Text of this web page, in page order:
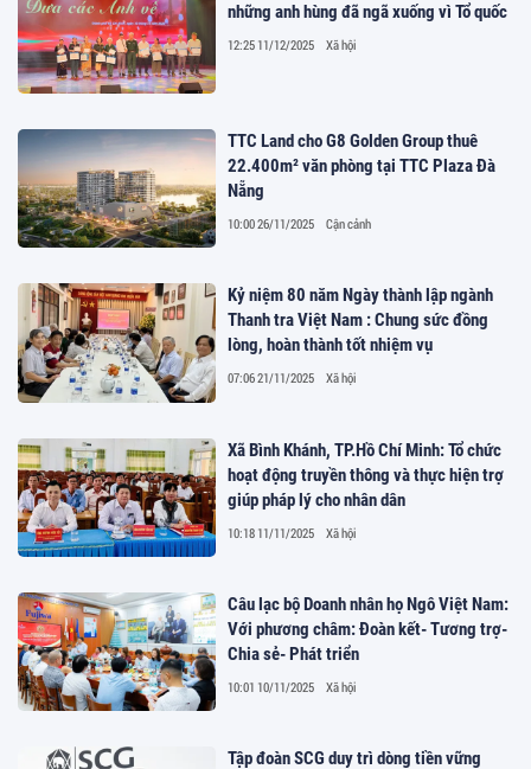
những anh hùng đã ngã xuống vì Tổ quốc
12:25 11/12/2025 Xã hội
TTC Land cho G8 Golden Group thuê
22.400m² văn phòng tại TTC Plaza Đà
Nẵng
10:00 26/11/2025 Cận cảnh
Kỷ niệm 80 năm Ngày thành lập ngành
Thanh tra Việt Nam : Chung sức đồng
lòng, hoàn thành tốt nhiệm vụ
07:06 21/11/2025 Xã hội
Xã Bình Khánh, TP.Hồ Chí Minh: Tổ chức
hoạt động truyền thông và thực hiện trợ
giúp pháp lý cho nhân dân
10:18 11/11/2025 Xã hội
Câu lạc bộ Doanh nhân họ Ngô Việt Nam:
Với phương châm: Đoàn kết- Tương trợ-
Chia sẻ- Phát triển
10:01 10/11/2025 Xã hội
Tập đoàn SCG duy trì dòng tiền vững